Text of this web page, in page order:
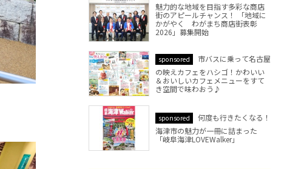
魅力的な地域を目指す多彩な商店
街のアピールチャンス！ 「地域に
かがやく わがまち商店街表彰
2026」募集開始
sponsored
市バスに乗って名古屋
の映えカフェをハシゴ！かわいい
＆おいしいカフェメニューをすて
き空間で味わおう♪
sponsored
何度も行きたくなる！
海津市の魅力が一冊に詰まった
「岐阜海津LOVEWalker」